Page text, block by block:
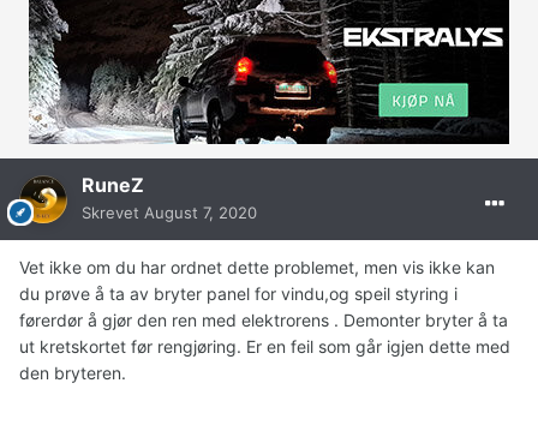
RuneZ
Skrevet August 7, 2020
Vet ikke om du har ordnet dette problemet, men vis ikke kan
du prøve å ta av bryter panel for vindu,og speil styring i
førerdør å gjør den ren med elektrorens . Demonter bryter å ta
ut kretskortet før rengjøring. Er en feil som går igjen dette med
den bryteren.